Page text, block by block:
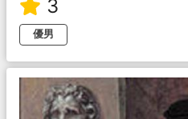
3
優男